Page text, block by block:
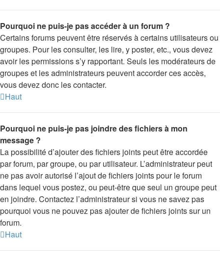
Pourquoi ne puis-je pas accéder à un forum ?
Certains forums peuvent être réservés à certains utilisateurs ou
groupes. Pour les consulter, les lire, y poster, etc., vous devez
avoir les permissions s’y rapportant. Seuls les modérateurs de
groupes et les administrateurs peuvent accorder ces accès,
vous devez donc les contacter.
Haut
Pourquoi ne puis-je pas joindre des fichiers à mon
message ?
La possibilité d’ajouter des fichiers joints peut être accordée
par forum, par groupe, ou par utilisateur. L’administrateur peut
ne pas avoir autorisé l’ajout de fichiers joints pour le forum
dans lequel vous postez, ou peut-être que seul un groupe peut
en joindre. Contactez l’administrateur si vous ne savez pas
pourquoi vous ne pouvez pas ajouter de fichiers joints sur un
forum.
Haut